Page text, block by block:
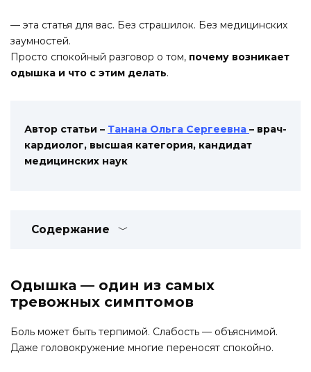
— эта статья для вас. Без страшилок. Без медицинских
заумностей.
Просто спокойный разговор о том, почему возникает
одышка и что с этим делать.
Автор статьи – Танана Ольга Сергеевна – врач-
кардиолог, высшая категория, кандидат
медицинских наук
Содержание
Одышка — один из самых
тревожных симптомов
Боль может быть терпимой. Слабость — объяснимой.
Даже головокружение многие переносят спокойно.